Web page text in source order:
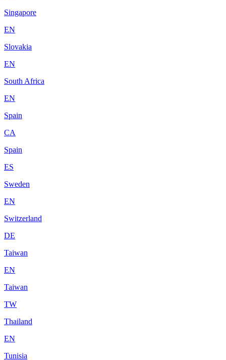
Singapore
EN
Slovakia
EN
South Africa
EN
Spain
CA
Spain
ES
Sweden
EN
Switzerland
DE
Taiwan
EN
Taiwan
TW
Thailand
EN
Tunisia